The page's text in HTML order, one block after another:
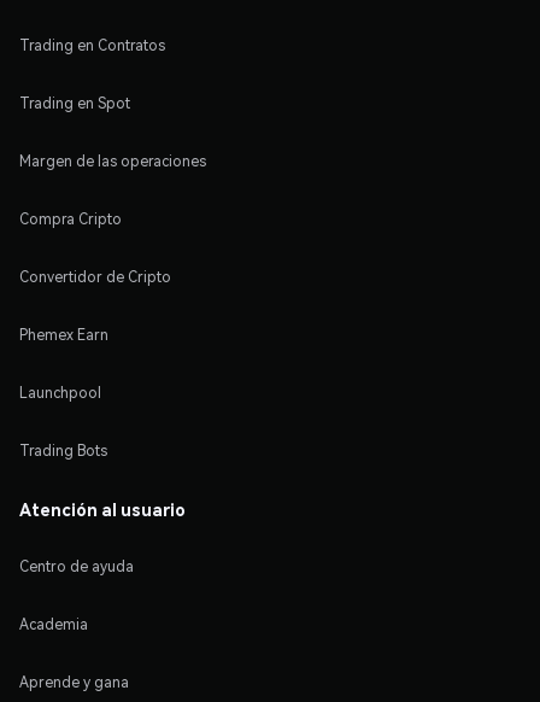
Trading en Contratos
Trading en Spot
Margen de las operaciones
Compra Cripto
Convertidor de Cripto
Phemex Earn
Launchpool
Trading Bots
Atención al usuario
Centro de ayuda
Academia
Aprende y gana